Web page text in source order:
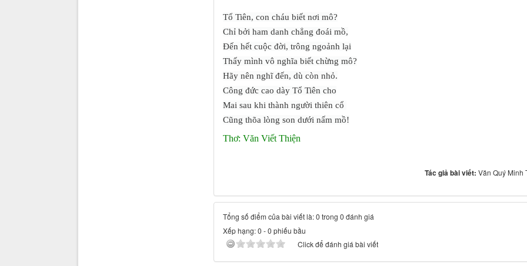
Tổ Tiên, con cháu biết nơi mô?
Chỉ bởi ham danh chẳng đoái mồ,
Đến hết cuộc đời, trông ngoảnh lại
Thấy mình vô nghĩa biết chừng mô?
Hãy nên nghĩ đến, dù còn nhỏ.
Công đức cao dày Tổ Tiên cho
Mai sau khi thành người thiên cổ
Cũng thõa lòng son dưới nấm mồ!
Thơ: Văn Viết Thiện
Tác giả bài viết:Văn Quý Minh
Tổng số điểm của bài viết là: 0 trong 0 đánh giá
Xếp hạng:0 -0 phiếu bầu
Click để đánh giá bài viết